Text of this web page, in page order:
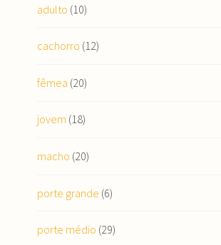
adulto (10)
cachorro (12)
fêmea (20)
jovem (18)
macho (20)
porte grande (6)
porte médio (29)